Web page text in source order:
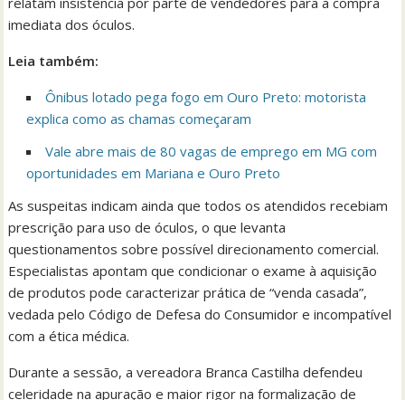
imediata dos óculos.
Leia também:
Ônibus lotado pega fogo em Ouro Preto: motorista
explica como as chamas começaram
Vale abre mais de 80 vagas de emprego em MG com
oportunidades em Mariana e Ouro Preto
As suspeitas indicam ainda que todos os atendidos recebiam
prescrição para uso de óculos, o que levanta
questionamentos sobre possível direcionamento comercial.
Especialistas apontam que condicionar o exame à aquisição
de produtos pode caracterizar prática de “venda casada”,
vedada pelo Código de Defesa do Consumidor e incompatível
com a ética médica.
Durante a sessão, a vereadora Branca Castilha defendeu
celeridade na apuração e maior rigor na formalização de